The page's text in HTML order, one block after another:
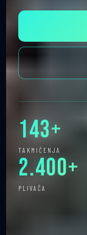
143+
TAKMIČENJA
2.400+
PLIVAČA